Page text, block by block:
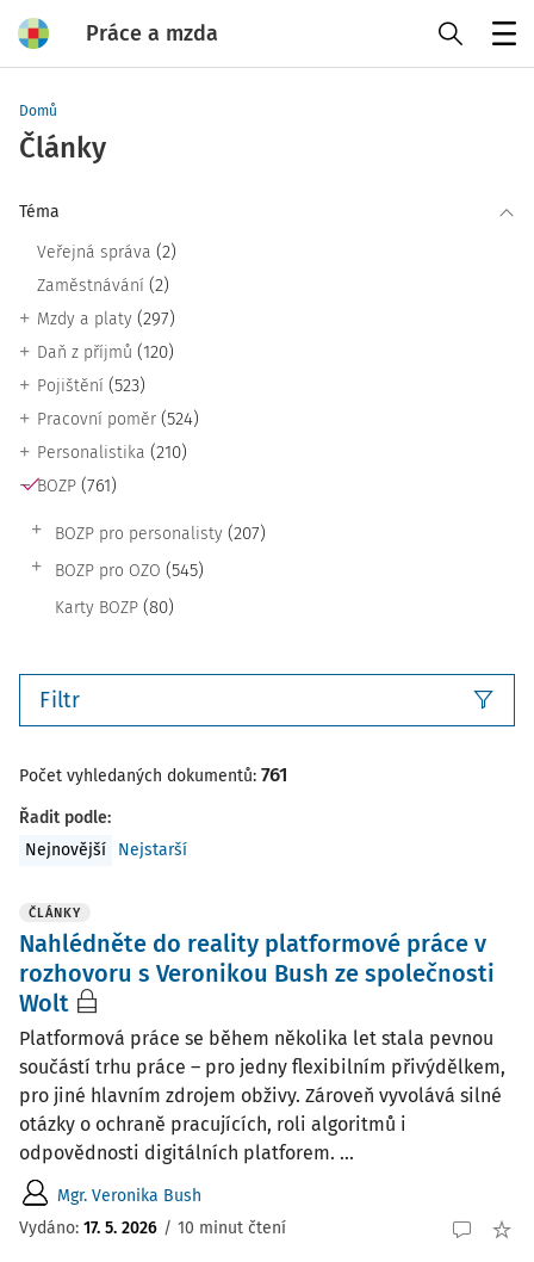
Práce a mzda
Domů
Články
Téma
Veřejná správa (2)
Zaměstnávání (2)
Mzdy a platy (297)
Daň z příjmů (120)
Pojištění (523)
Pracovní poměr (524)
Personalistika (210)
BOZP (761)
BOZP pro personalisty (207)
BOZP pro OZO (545)
Karty BOZP (80)
Filtr
Počet vyhledaných dokumentů: 761
Řadit podle:
Nejnovější
Nejstarší
ČLÁNKY
Nahlédněte do reality platformové práce v
rozhovoru s Veronikou Bush ze společnosti
Wolt
Platformová práce se během několika let stala pevnou
součástí trhu práce – pro jedny flexibilním přivýdělkem,
pro jiné hlavním zdrojem obživy. Zároveň vyvolává silné
otázky o ochraně pracujících, roli algoritmů i
odpovědnosti digitálních platforem. ...
Mgr. Veronika Bush
Vydáno: 17. 5. 2026 / 10 minut čtení